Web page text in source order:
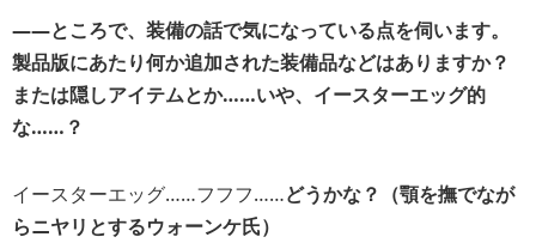
――ところで、装備の話で気になっている点を伺います。
製品版にあたり何か追加された装備品などはありますか？
または隠しアイテムとか……いや、イースターエッグ的
な……？
イースターエッグ……フフフ……どうかな？（顎を撫でなが
らニヤリとするウォーンケ氏）